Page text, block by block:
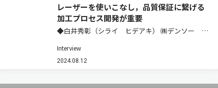
レーザーを使いこなし，品質保証に繋げる
加工プロセス開発が重要
◆白井秀彰（シライ ヒデアキ） ㈱デンソー 先
工学博士（大阪大学） 【経歴】1969年生まれ。
日本電装㈱（現 ㈱デンソー）入社後，生産技術
Interview
2024.08.12